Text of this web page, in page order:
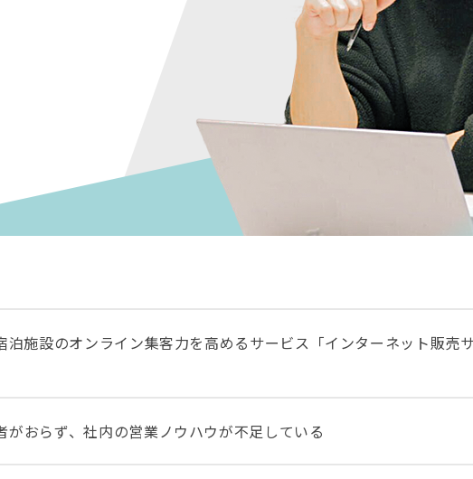
泊施設のオンライン集客力を高めるサービス「インターネット販売
がおらず、社内の営業ノウハウが不足している